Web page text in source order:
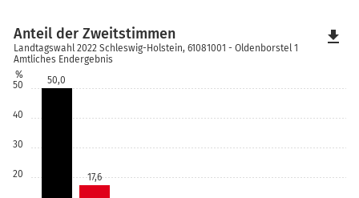
20
30
40
50
%
50,0
17,6
Anteil der Zweitstimmen
Landtagswahl 2022 Schleswig-Holstein, 61081001 - Oldenborstel 1
Amtliches Endergebnis
file_download